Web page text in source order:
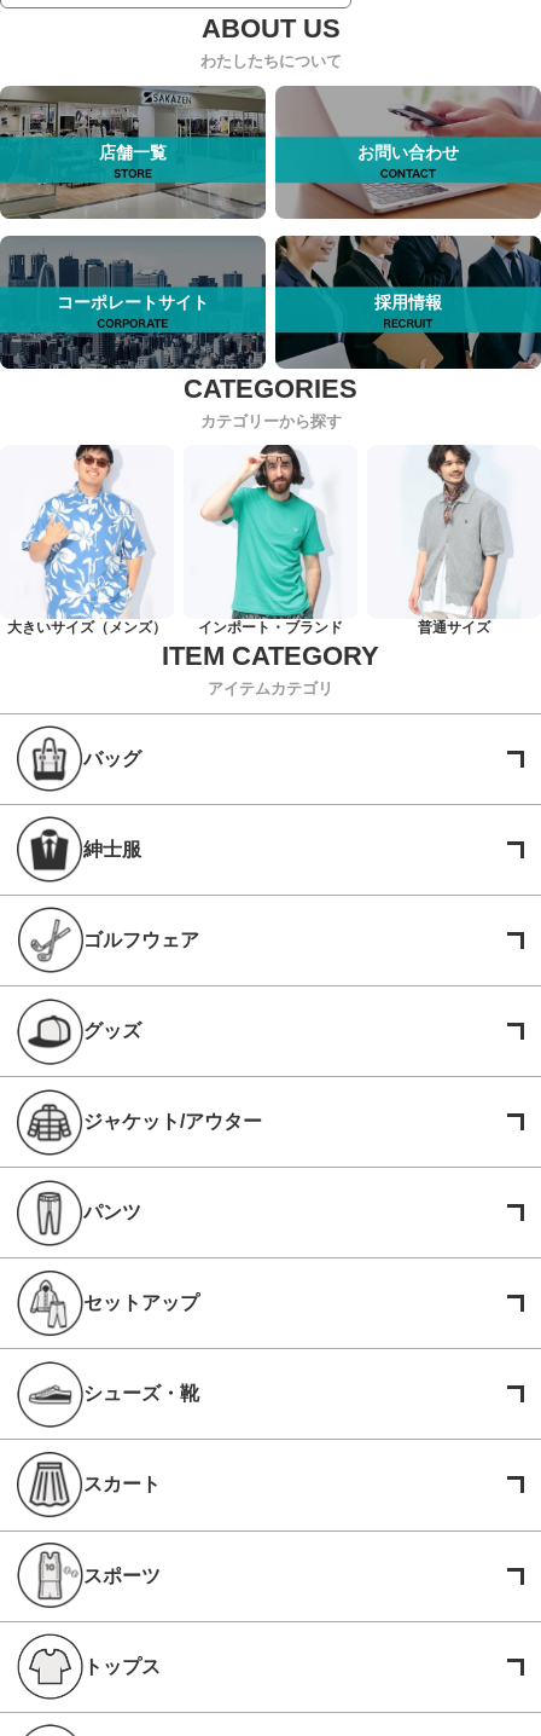
わたしたちについて
店舗一覧 お問い合わせ
コーポレートサイト 採用情報
カテゴリーから探す
大きいサイズ（メンズ） インポート・ブランド 普通サイズ
アイテムカテゴリ
バッグ
紳士服
ゴルフウェア
グッズ
ジャケット/アウター
パンツ
セットアップ
シューズ・靴
スカート
スポーツ
トップス